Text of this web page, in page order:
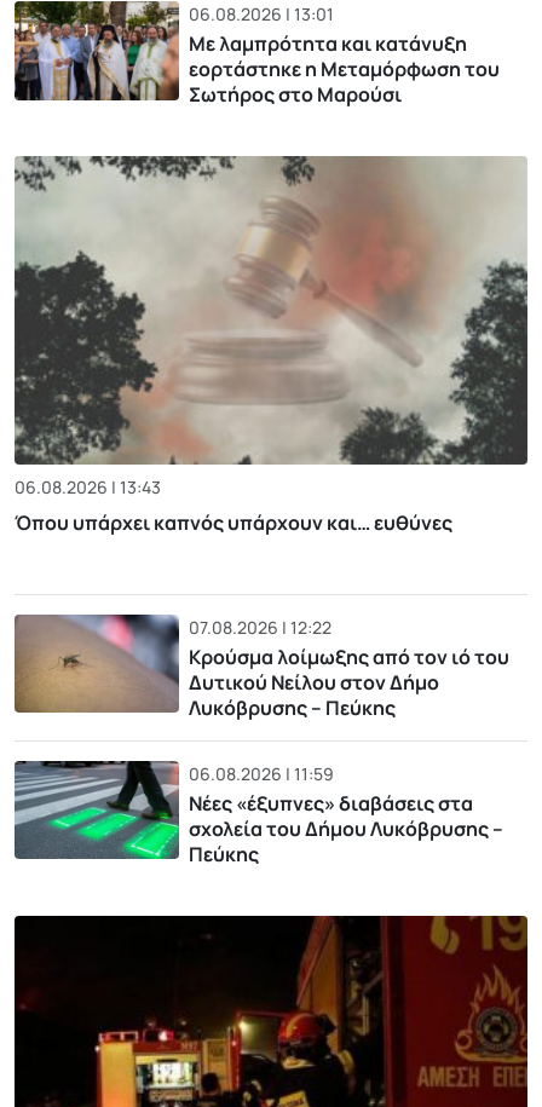
06.08.2026 | 13:01
Με λαμπρότητα και κατάνυξη
εορτάστηκε η Μεταμόρφωση του
Σωτήρος στο Μαρούσι
06.08.2026 | 13:43
Όπου υπάρχει καπνός υπάρχουν και… ευθύνες
07.08.2026 | 12:22
Κρούσμα λοίμωξης από τον ιό του
Δυτικού Νείλου στον Δήμο
Λυκόβρυσης – Πεύκης
06.08.2026 | 11:59
Νέες «έξυπνες» διαβάσεις στα
σχολεία του Δήμου Λυκόβρυσης –
Πεύκης